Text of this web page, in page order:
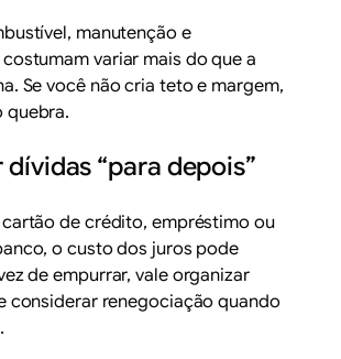
manutenção e
variar mais do que a
Se você não cria teto e margem,
quebra.
dívidas “para depois”
cartão de crédito, empréstimo ou
o custo dos juros pode
de empurrar, vale organizar
considerar renegociação quando